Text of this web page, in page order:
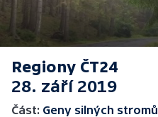
Regiony ČT24
28. září 2019
Část: Geny silných stromů